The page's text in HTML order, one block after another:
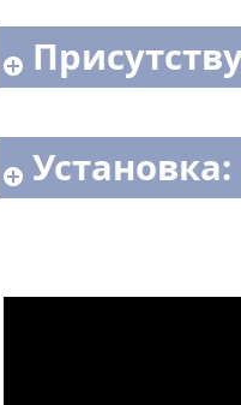
Установка: